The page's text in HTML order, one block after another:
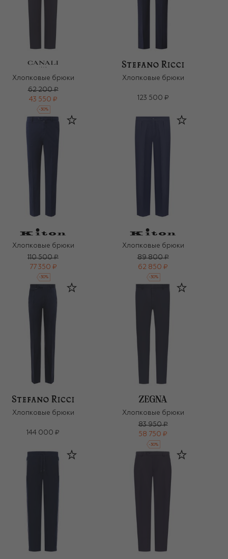
Хлопковые брюки
62 200 ₽
43 550 ₽
-30%
Хлопковые брюки
123 500 ₽
Хлопковые брюки
110 500 ₽
77 350 ₽
-30%
Хлопковые брюки
89 800 ₽
62 850 ₽
-30%
Хлопковые брюки
144 000 ₽
Хлопковые брюки
83 950 ₽
58 750 ₽
-30%